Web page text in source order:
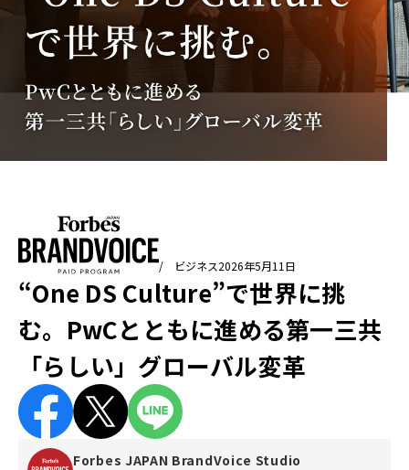
/ ビジネス2026年5月11日
“One DS Culture”で世界に挑
む。PwCとともに進める第一三共
「らしい」グローバル変革
Forbes JAPAN BrandVoice Studio